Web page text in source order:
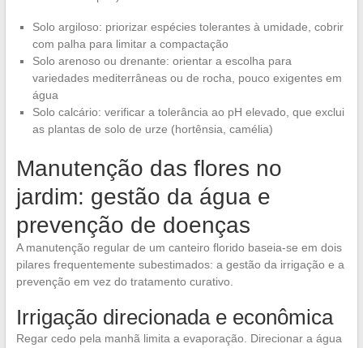
Solo argiloso: priorizar espécies tolerantes à umidade, cobrir
com palha para limitar a compactação
Solo arenoso ou drenante: orientar a escolha para
variedades mediterrâneas ou de rocha, pouco exigentes em
água
Solo calcário: verificar a tolerância ao pH elevado, que exclui
as plantas de solo de urze (hortênsia, camélia)
Manutenção das flores no
jardim: gestão da água e
prevenção de doenças
A manutenção regular de um canteiro florido baseia-se em dois
pilares frequentemente subestimados: a gestão da irrigação e a
prevenção em vez do tratamento curativo.
Irrigação direcionada e econômica
Regar cedo pela manhã limita a evaporação. Direcionar a água